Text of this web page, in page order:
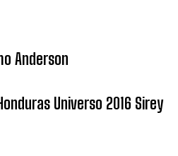
Anderson
Universo 2016 Sirey